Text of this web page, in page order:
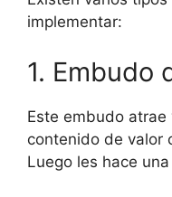
implementar:
1. Embudo
Este embudo
contenido de valor
Luego les hace